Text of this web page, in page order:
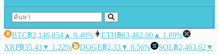
BTC฿2,146,854 ▲ 0.46% ETH฿63,462.00 ▲ 1.69%
XRP฿35.43▼ 1.22% DOGE฿2.33▼ 0.56% SOL฿2,463.62 ▼